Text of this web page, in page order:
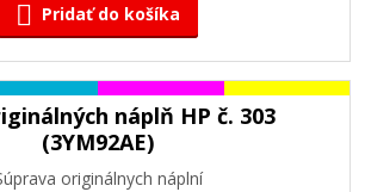
Pridať do košíka
náplň HP č. 303
(3YM92AE)
originálnych náplní